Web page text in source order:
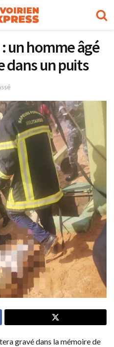
un homme âgé
dans un puits
gravé dans la mémoire de